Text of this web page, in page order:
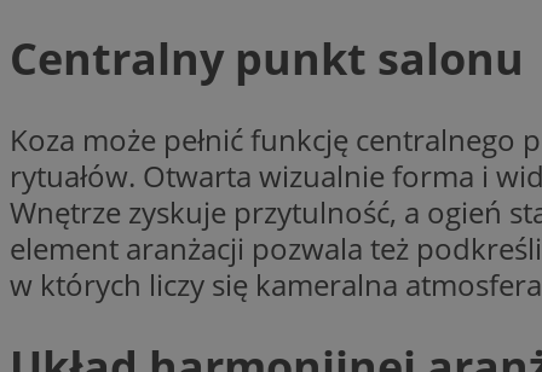
Centralny punkt salonu
Koza może pełnić funkcję
rytuałów. Otwarta wizualnie forma i
Wnętrze zyskuje przytulność, a ogień
element aranżacji pozwala też
w których liczy się kameralna
_clsk
_ga_1ZETYXEVYH
__eoi
__Secure-
ROLLOUT_TOKEN
_fbp
WMF-Uniq